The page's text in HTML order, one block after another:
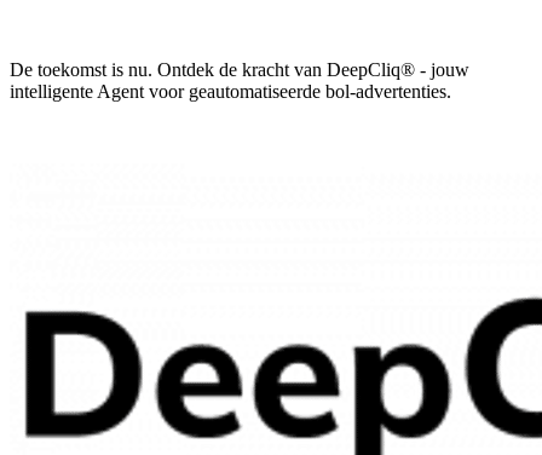
De toekomst is nu. Ontdek de kracht van DeepCliq® - jouw
intelligente Agent voor geautomatiseerde bol-advertenties.